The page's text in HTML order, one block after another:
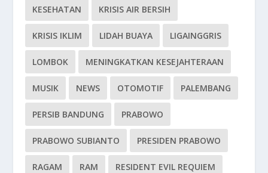
KESEHATAN KRISIS AIR BERSIH
KRISIS IKLIM LIDAH BUAYA LIGAINGGRIS
LOMBOK MENINGKATKAN KESEJAHTERAAN
MUSIK NEWS OTOMOTIF PALEMBANG
PERSIB BANDUNG PRABOWO
PRABOWO SUBIANTO PRESIDEN PRABOWO
RAGAM RAM RESIDENT EVIL REQUIEM